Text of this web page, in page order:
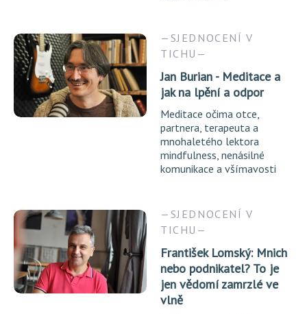
SJEDNOCENÍ V
TICHU
Jan Burian - Meditace a
jak na lpění a odpor
Meditace očima otce,
partnera, terapeuta a
mnohaletého lektora
mindfulness, nenásilné
komunikace a všímavosti
SJEDNOCENÍ V
TICHU
František Lomský: Mnich
nebo podnikatel? To je
jen vědomí zamrzlé ve
vlně